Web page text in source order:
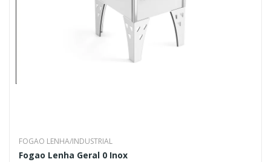
FOGAO LENHA/INDUSTRIAL
Fogao Lenha Geral 0 Inox